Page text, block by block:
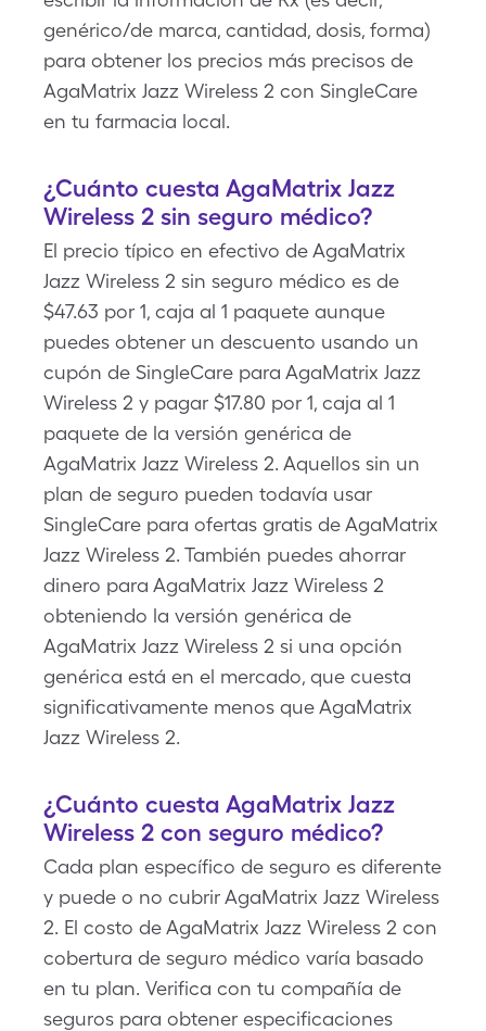
genérico/de marca, cantidad, dosis, forma)
para obtener los precios más precisos de
AgaMatrix Jazz Wireless 2 con SingleCare
en tu farmacia local.
¿Cuánto cuesta AgaMatrix Jazz
Wireless 2 sin seguro médico?
El precio típico en efectivo de AgaMatrix
Jazz Wireless 2 sin seguro médico es de
$47.63 por 1, caja al 1 paquete aunque
puedes obtener un descuento usando un
cupón de SingleCare para AgaMatrix Jazz
Wireless 2 y pagar $17.80 por 1, caja al 1
paquete de la versión genérica de
AgaMatrix Jazz Wireless 2. Aquellos sin un
plan de seguro pueden todavía usar
SingleCare para ofertas gratis de AgaMatrix
Jazz Wireless 2. También puedes ahorrar
dinero para AgaMatrix Jazz Wireless 2
obteniendo la versión genérica de
AgaMatrix Jazz Wireless 2 si una opción
genérica está en el mercado, que cuesta
significativamente menos que AgaMatrix
Jazz Wireless 2.
¿Cuánto cuesta AgaMatrix Jazz
Wireless 2 con seguro médico?
Cada plan específico de seguro es diferente
y puede o no cubrir AgaMatrix Jazz Wireless
2. El costo de AgaMatrix Jazz Wireless 2 con
cobertura de seguro médico varía basado
en tu plan. Verifica con tu compañía de
seguros para obtener especificaciones